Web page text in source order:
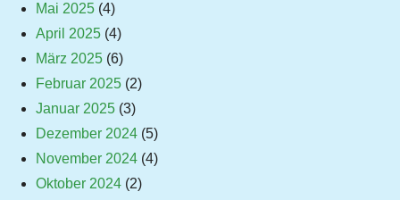
Mai 2025 (4)
April 2025 (4)
März 2025 (6)
Februar 2025 (2)
Januar 2025 (3)
Dezember 2024 (5)
November 2024 (4)
Oktober 2024 (2)